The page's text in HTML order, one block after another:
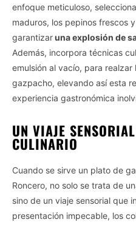
enfoque meticuloso,
maduros, los pepinos frescos
garantizaruna explosión de
Además, incorpora técnicas
emulsión al vacío, para
gazpacho, elevando así esta
experiencia gastronómica
UN VIAJE
CULINARIO
Cuando se sirve un plato de
Roncero, no solo se trata de
sino de un viaje sensorial que
presentación impecable, los